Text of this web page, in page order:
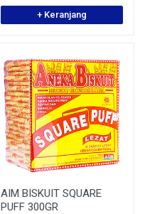
+ Keranjang
AIM BISKUIT SQUARE
PUFF 300GR